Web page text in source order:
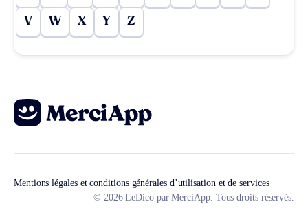
V W X Y Z
Mentions légales et conditions générales d’utilisation et de services
© 2026 LeDico par MerciApp. Tous droits réservés.